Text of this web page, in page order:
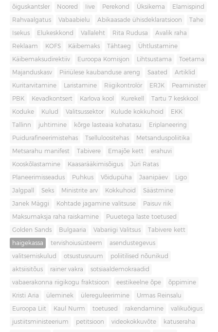
õiguskantsler Noored Iive Perekond Üksikema Elamispind
Rahvaalgatus Vabaabielu Abikaasade ühisdeklaratsioon Tahe
Isekus Elukeskkond Vallaleht Rita Rudusa Avalik raha
Reklaam KOFS Käibemaks Tähtaeg Ühtlustamine
Käibemaksudirektiiv Euroopa Komisjon Lihtsustama Toetama
Majanduskasv Piiriülese kaubanduse areng Saated Artiklid
Kuritarvitamine Laristamine Riigikontrolör ERJK Peaminister
PBK Kevadkontsert Karlova kool Kurekell Tartu 7 keskkool
Koduke Kulud Valitsussektor Kulude kokkuhoid EKK
Tallinn juhtimine kõrge lasteaia kohatasu Eriplaneering
Puidurafineerimistehas Tselluloositehas Metsanduspoliitika
Metsarahu manifest Tabivere Emajõe kett erahuvi
Kooskõlastamine Kaasarääkimisõigus Jüri Ratas
Planeerimisseadus Puhkus Võidupüha Jaanipäev Ligo
Jalgpall Seks Ministrite arv Kokkuhoid Säästmine
Janek Mäggi Kohtade jagamine valitsuse Paisuv riik
Maksumaksja raha raiskamine Puuetega laste toetused
Golden Sands Bulgaaria Vabariigi Valitsus Tabivere kett
haigekassa tervishoiusüsteem asendustegevus
valitsemiskulud otsustusruum poliitilised nõunikud
aktsiisitõus rainer vakra sotsiaaldemokraadid
vabaerakonna riigikogu fraktsioon eestikeelne õpe õppimine
Kristi Aria üleminek ülereguleerimine Urmas Reinsalu
Euroopa Liit Kaul Nurm toetused rakendamine valikuõigus
justiitsministeerium petitsioon videokokkuvõte katuseraha